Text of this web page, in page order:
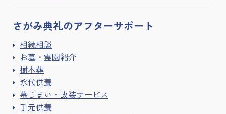
さがみ典礼のアフターサポート
相続相談
お墓・霊園紹介
樹木葬
永代供養
墓じまい・改装サービス
手元供養